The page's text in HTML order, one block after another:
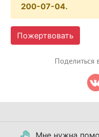
200-07-04.
Пожертвовать
Поделиться